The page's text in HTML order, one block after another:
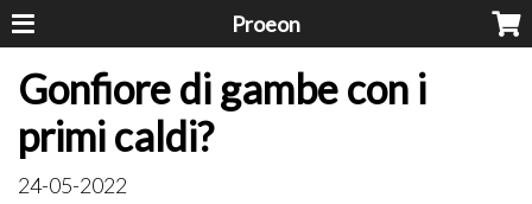
Proeon
Gonfiore di gambe con i
primi caldi?
24-05-2022